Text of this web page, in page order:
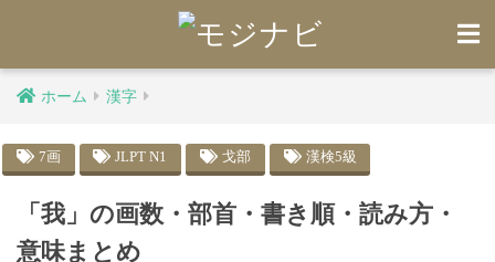
ホーム 漢字
7画 JLPT N1 戈部 漢検5級
「我」の画数・部首・書き順・読み方・
意味まとめ